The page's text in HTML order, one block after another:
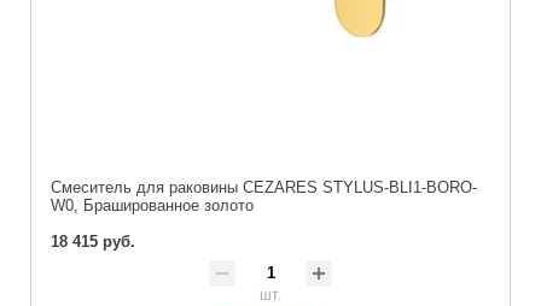
Смеситель для раковины CEZARES STYLUS-BLI1-BORO-
W0, Брашированное золото
18 415 руб.
шт.